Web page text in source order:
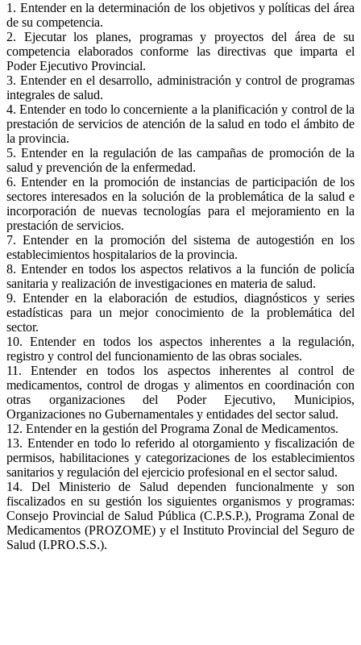
1. Entender en la determinación de los objetivos y políticas del área
de su competencia.
2. Ejecutar los planes, programas y proyectos del área de su
competencia elaborados conforme las directivas que imparta el
Poder Ejecutivo Provincial.
3. Entender en el desarrollo, administración y control de programas
integrales de salud.
4. Entender en todo lo concerniente a la planificación y control de la
prestación de servicios de atención de la salud en todo el ámbito de
la provincia.
5. Entender en la regulación de las campañas de promoción de la
salud y prevención de la enfermedad.
6. Entender en la promoción de instancias de participación de los
sectores interesados en la solución de la problemática de la salud e
incorporación de nuevas tecnologías para el mejoramiento en la
prestación de servicios.
7. Entender en la promoción del sistema de autogestión en los
establecimientos hospitalarios de la provincia.
8. Entender en todos los aspectos relativos a la función de policía
sanitaria y realización de investigaciones en materia de salud.
9. Entender en la elaboración de estudios, diagnósticos y series
estadísticas para un mejor conocimiento de la problemática del
sector.
10. Entender en todos los aspectos inherentes a la regulación,
registro y control del funcionamiento de las obras sociales.
11. Entender en todos los aspectos inherentes al control de
medicamentos, control de drogas y alimentos en coordinación con
otras organizaciones del Poder Ejecutivo, Municipios,
Organizaciones no Gubernamentales y entidades del sector salud.
12. Entender en la gestión del Programa Zonal de Medicamentos.
13. Entender en todo lo referido al otorgamiento y fiscalización de
permisos, habilitaciones y categorizaciones de los establecimientos
sanitarios y regulación del ejercicio profesional en el sector salud.
14. Del Ministerio de Salud dependen funcionalmente y son
fiscalizados en su gestión los siguientes organismos y programas:
Consejo Provincial de Salud Pública (C.P.S.P.), Programa Zonal de
Medicamentos (PROZOME) y el Instituto Provincial del Seguro de
Salud (I.PRO.S.S.).